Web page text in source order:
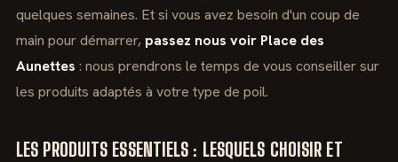
quelques semaines. Et si vous avez besoin d'un coup de
main pour démarrer, passez nous voir Place des
Aunettes : nous prendrons le temps de vous conseiller sur
les produits adaptés à votre type de poil.
LES PRODUITS ESSENTIELS : LESQUELS CHOISIR ET